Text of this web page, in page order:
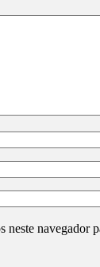
neste navegador